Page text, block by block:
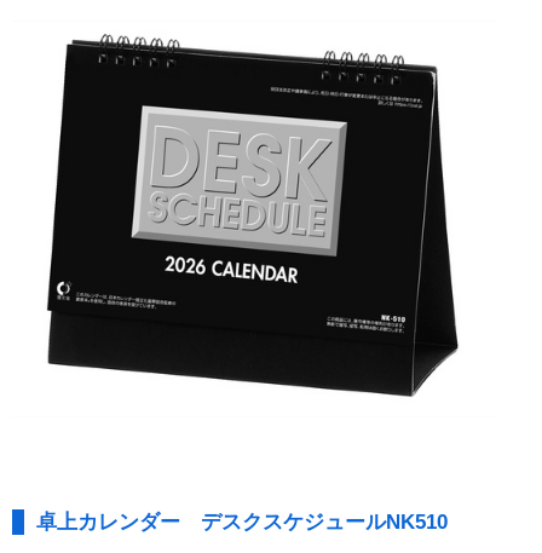
卓上カレンダー デスクスケジュールNK510